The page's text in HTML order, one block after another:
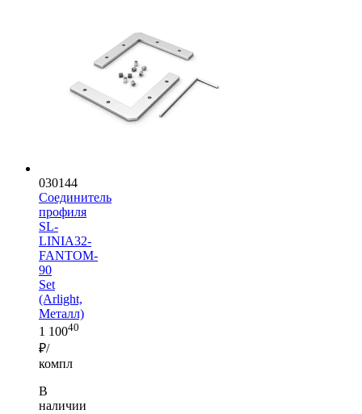
030144
Соединитель
профиля
SL-
LINIA32-
FANTOM-
90
Set
(Arlight,
Металл)
1 10040
₽/
компл
В
наличии